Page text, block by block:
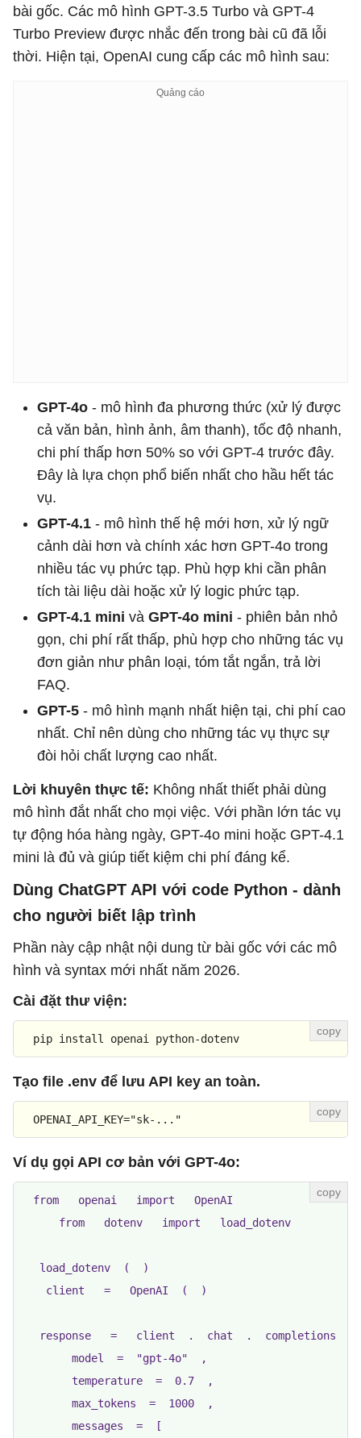
bài gốc. Các mô hình GPT-3.5 Turbo và GPT-4
Turbo Preview được nhắc đến trong bài cũ đã lỗi
thời. Hiện tại, OpenAI cung cấp các mô hình sau:
GPT-4o - mô hình đa phương thức (xử lý được
cả văn bản, hình ảnh, âm thanh), tốc độ nhanh,
chi phí thấp hơn 50% so với GPT-4 trước đây.
Đây là lựa chọn phổ biến nhất cho hầu hết tác
vụ.
GPT-4.1 - mô hình thế hệ mới hơn, xử lý ngữ
cảnh dài hơn và chính xác hơn GPT-4o trong
nhiều tác vụ phức tạp. Phù hợp khi cần phân
tích tài liệu dài hoặc xử lý logic phức tạp.
GPT-4.1 mini và GPT-4o mini - phiên bản nhỏ
gọn, chi phí rất thấp, phù hợp cho những tác vụ
đơn giản như phân loại, tóm tắt ngắn, trả lời
FAQ.
GPT-5 - mô hình mạnh nhất hiện tại, chi phí cao
nhất. Chỉ nên dùng cho những tác vụ thực sự
đòi hỏi chất lượng cao nhất.
Lời khuyên thực tế: Không nhất thiết phải dùng
mô hình đắt nhất cho mọi việc. Với phần lớn tác vụ
tự động hóa hàng ngày, GPT-4o mini hoặc GPT-4.1
mini là đủ và giúp tiết kiệm chi phí đáng kể.
Dùng ChatGPT API với code Python - dành
cho người biết lập trình
Phần này cập nhật nội dung từ bài gốc với các mô
hình và syntax mới nhất năm 2026.
Cài đặt thư viện:
  pip install openai python-dotenv
Tạo file .env để lưu API key an toàn.
OPENAI_API_KEY="sk-..."
Ví dụ gọi API cơ bản với GPT-4o:
  from   openai   import   OpenAI
      from   dotenv   import   load_dotenv
   load_dotenv  (  )
    client   =   OpenAI  (  )
response   =   client  .  chat  .  completions
        model  =  "gpt-4o"  ,
        temperature  =  0.7  ,
        max_tokens  =  1000  ,
        messages  =  [